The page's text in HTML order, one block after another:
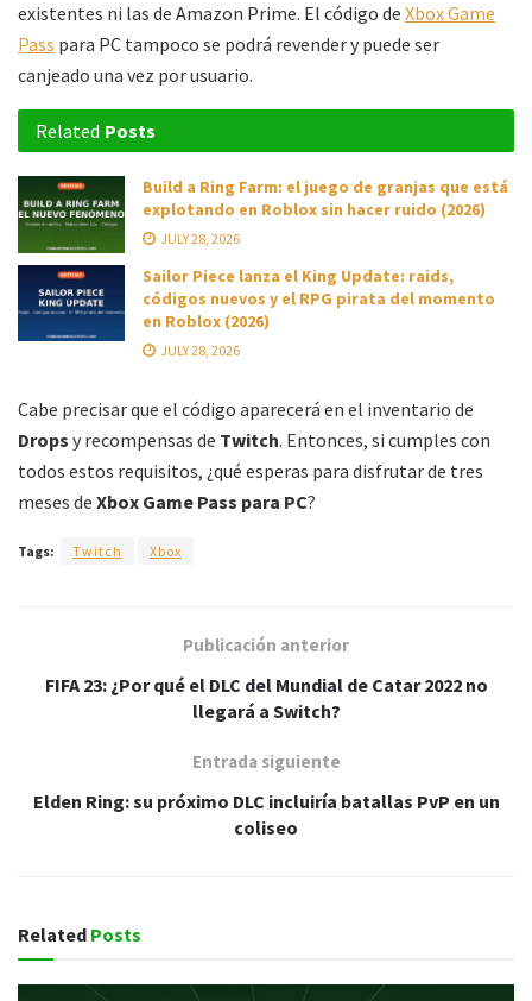
existentes ni las de Amazon Prime. El código de Xbox Game
Pass para PC tampoco se podrá revender y puede ser
canjeado una vez por usuario.
Related Posts
Build a Ring Farm: el juego de granjas que está
explotando en Roblox sin hacer ruido (2026)
JULY 28, 2026
Sailor Piece lanza el King Update: raids,
códigos nuevos y el RPG pirata del momento
en Roblox (2026)
JULY 28, 2026
Cabe precisar que el código aparecerá en el inventario de
Drops y recompensas de Twitch. Entonces, si cumples con
todos estos requisitos, ¿qué esperas para disfrutar de tres
meses de Xbox Game Pass para PC?
Tags: Twitch Xbox
Publicación anterior
FIFA 23: ¿Por qué el DLC del Mundial de Catar 2022 no
llegará a Switch?
Entrada siguiente
Elden Ring: su próximo DLC incluiría batallas PvP en un
coliseo
Related Posts